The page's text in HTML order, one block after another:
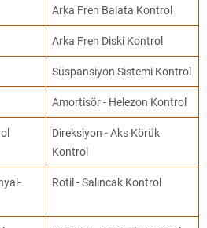
Arka Fren Balata Kontrol
Arka Fren Diski Kontrol
Süspansiyon Sistemi Kontrol
Amortisör - Helezon Kontrol
Direksiyon - Aks Körük
Kontrol
Rotil - Salıncak Kontrol